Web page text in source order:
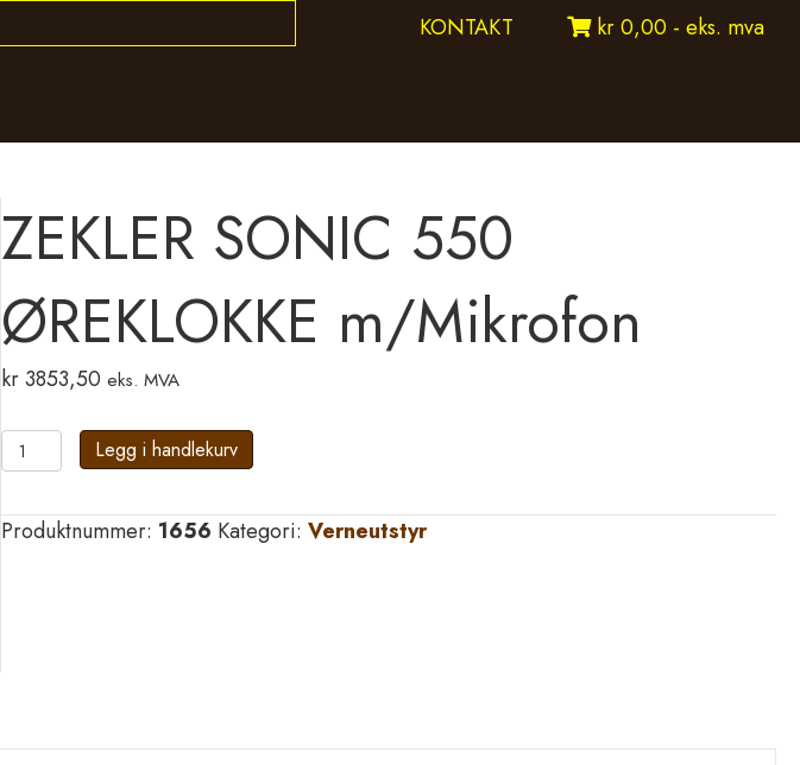
KONTAKT kr 0,00 - eks. mva
ZEKLER SONIC 550
ØREKLOKKE m/Mikrofon
kr3853,50 eks. MVA
ZEKLER
SONIC
ØREKLOKKE
Legg i handlekurv
Produktnummer: 1656 Kategori: Verneutstyr